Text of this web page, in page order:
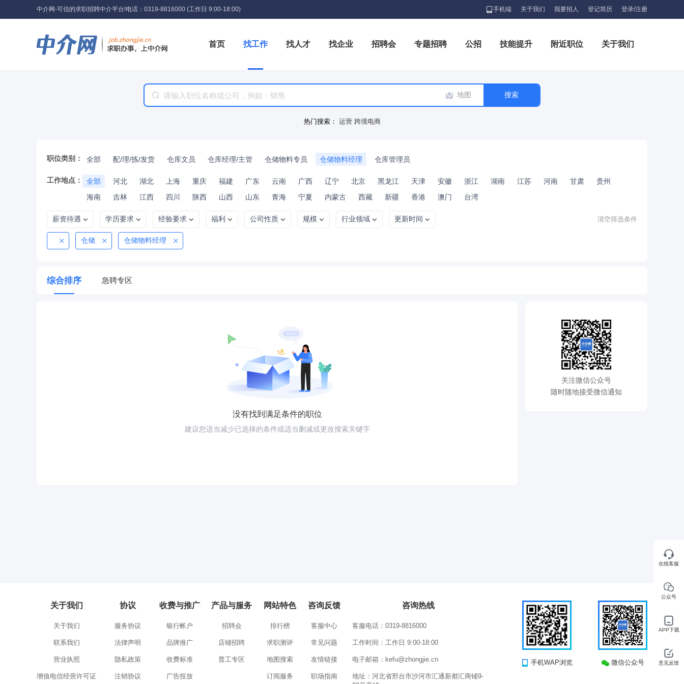
中介网-可信的求职招聘中介平台!电话：0319-8816000 (工作日 9:00-18:00) 手机端 关于我们 我要招人 登记简历 登录/注册
首页 找工作 找人才 找企业 招聘会 专题招聘 公招 技能提升 附近职位 关于我们
工具箱 地图
热门搜索： 运营 跨境电商
职位类别： 全部 配/理/拣/发货 仓库文员 仓库经理/主管 仓储物料专员 仓储物料经理 仓库管理员
工作地点： 全部 河北 湖北 上海 重庆 福建 广东 云南 广西 辽宁 北京 黑龙江 天津 安徽 浙江 湖南 江苏 河南 甘肃
贵州
海南
吉林 江西 四川 陕西 山西 山东 青海 宁夏 内蒙古 西藏 新疆 香港 澳门 台湾
薪资待遇 学历要求 经验要求 福利 公司性质 规模 行业领域 更新时间
仓储 仓储物料经理
清空筛选条件
综合排序 急聘专区
没有找到满足条件的职位
建议您适当减少已选择的条件或适当删减或更改搜索关键字
关注微信公众号
随时随地接受微信通知
关于我们
关于我们
联系我们
营业执照
增值电信经营许可证
协议
服务协议
法律声明
隐私政策
注销协议
收费与推广
银行帐户
品牌推广
收费标准
广告投放
产品与服务
招聘会
店铺招聘
普工专区
网站特色
排行榜
求职测评
地图搜索
订阅服务
咨询反馈
客服中心
常见问题
友情链接
职场指南
咨询热线
客服电话：0319-8816000
工作时间：工作日 9:00-18:00
电子邮箱： kefu@zhongjie.cn
地址：河北省邢台市沙河市汇通新都汇商铺9-
手机WAP浏览 微信公众号
在线客服
公众号
APP下载
意见反馈